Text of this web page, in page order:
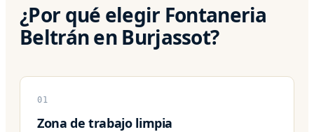
¿Por qué elegir Fontaneria
Beltrán en Burjassot?
01
Zona de trabajo limpia